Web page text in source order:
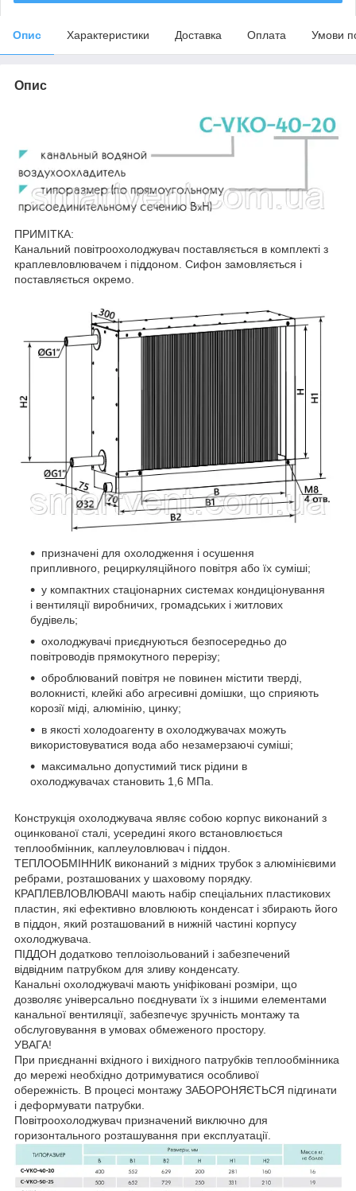
Опис Характеристики Доставка Оплата Умови
Опис
ПРИМІТКА:
Канальний повітроохолоджувач поставляється в комплекті з
краплевловлювачем і піддоном. Сифон замовляється і
поставляється окремо.
призначені для охолодження і осушення
припливного, рециркуляційного повітря або їх суміші;
у компактних стаціонарних системах кондиціонування
і вентиляції виробничих, громадських і житлових
будівель;
охолоджувачі приєднуються безпосередньо до
повітроводів прямокутного перерізу;
оброблюваний повітря не повинен містити тверді,
волокнисті, клейкі або агресивні домішки, що сприяють
корозії міді, алюмінію, цинку;
в якості холодоагенту в охолоджувачах можуть
використовуватися вода або незамерзаючі суміші;
максимально допустимий тиск рідини в
охолоджувачах становить 1,6 МПа.
Конструкція охолоджувача являє собою корпус виконаний з
оцинкованої сталі, усередині якого встановлюється
теплообмінник, каплеуловлювач і піддон.
ТЕПЛООБМІННИК виконаний з мідних трубок з алюмінієвими
ребрами, розташованих у шаховому порядку.
КРАПЛЕВЛОВЛЮВАЧІ мають набір спеціальних пластикових
пластин, які ефективно вловлюють конденсат і збирають його
в піддон, який розташований в нижній частині корпусу
охолоджувача.
ПІДДОН додатково теплоізольований і забезпечений
відвідним патрубком для зливу конденсату.
Канальні охолоджувачі мають уніфіковані розміри, що
дозволяє універсально поєднувати їх з іншими елементами
канальної вентиляції, забезпечує зручність монтажу та
обслуговування в умовах обмеженого простору.
УВАГА!
При приєднанні вхідного і вихідного патрубків теплообмінника
до мережі необхідно дотримуватися особливої
обережність. В процесі монтажу ЗАБОРОНЯЄТЬСЯ підгинати
і деформувати патрубки.
Повітроохолоджувач призначений виключно для
горизонтального розташування при експлуатації.